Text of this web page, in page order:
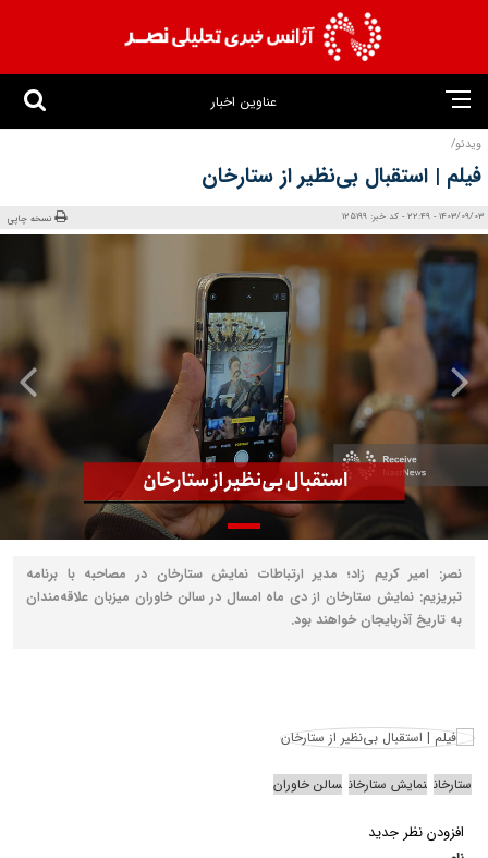
عناوین اخبار
ویدئو/
فیلم | استقبال بی‌نظیر از ستارخان
1403/09/03 - 22:49 - کد خبر: 125199 نسخه چاپی
نصر: امیر کریم زاد؛ مدیر ارتباطات نمایش ستارخان در مصاحبه با برنامه
تبریزیم: نمایش ستارخان از دی ماه امسال در سالن خاوران میزبان علاقه‌مندان
به تاریخ آذربایجان خواهند بود.
ستارخان نمایش ستارخان سالن خاوران
افزودن نظر جدید